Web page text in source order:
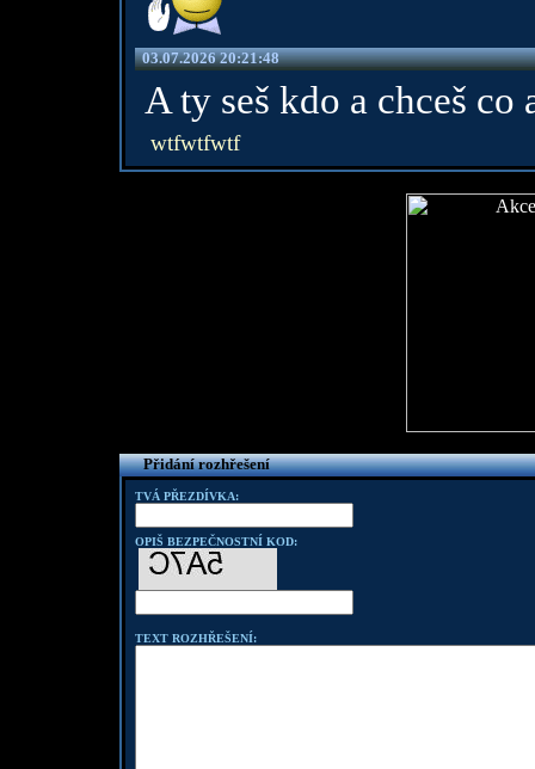
03.07.2026 20:21:48
A ty seš kdo a chceš co
wtfwtfwtf
Přidání rozhřešení
TVÁ PŘEZDÍVKA:
OPIŠ BEZPEČNOSTNÍ KOD:
TEXT ROZHŘEŠENÍ: